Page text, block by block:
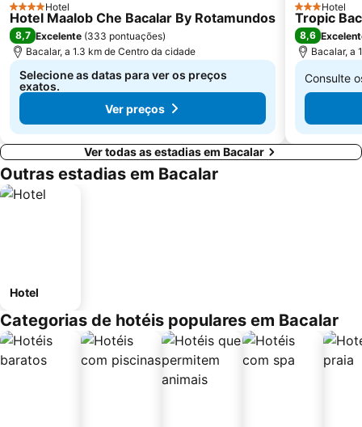
4 Estrelas
Hotel
Hotel Maalob Che Bacalar By Rotamundos
8,7 Excelente (333 pontuações)
Bacalar, a 1.3 km de Centro da cidade
Selecione as datas para ver os preços
exatos.
Ver preços
3 Estrelas
Hotel
Tropic
8,6
Bacalar, a
Consulte
De
€ 86
Ver todas as estadias em Bacalar
Outras estadias em Bacalar
Hotel
Categorias de hotéis populares em Bacalar